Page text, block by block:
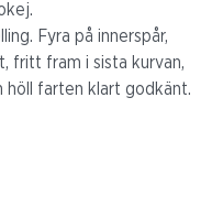
Fyra på innerspår,
fritt fram i sista kurvan,
höll farten klart godkänt.